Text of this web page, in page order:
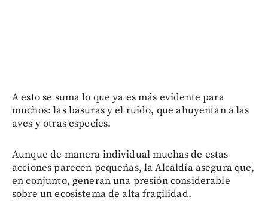
A esto se suma lo que ya es más evidente para
muchos: las basuras y el ruido, que ahuyentan a las
aves y otras especies.
Aunque de manera individual muchas de estas
acciones parecen pequeñas, la Alcaldía asegura que,
en conjunto, generan una presión considerable
sobre un ecosistema de alta fragilidad.